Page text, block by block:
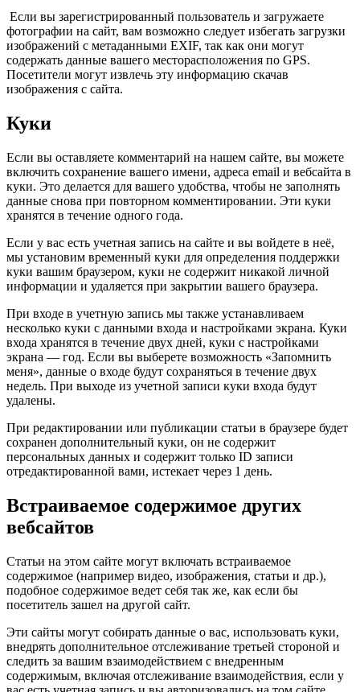
Если вы зарегистрированный пользователь и загружаете
фотографии на сайт, вам возможно следует избегать загрузки
изображений с метаданными EXIF, так как они могут
содержать данные вашего месторасположения по GPS.
Посетители могут извлечь эту информацию скачав
изображения с сайта.
Куки
Если вы оставляете комментарий на нашем сайте, вы можете
включить сохранение вашего имени, адреса email и вебсайта в
куки. Это делается для вашего удобства, чтобы не заполнять
данные снова при повторном комментировании. Эти куки
хранятся в течение одного года.
Если у вас есть учетная запись на сайте и вы войдете в неё,
мы установим временный куки для определения поддержки
куки вашим браузером, куки не содержит никакой личной
информации и удаляется при закрытии вашего браузера.
При входе в учетную запись мы также устанавливаем
несколько куки с данными входа и настройками экрана. Куки
входа хранятся в течение двух дней, куки с настройками
экрана — год. Если вы выберете возможность «Запомнить
меня», данные о входе будут сохраняться в течение двух
недель. При выходе из учетной записи куки входа будут
удалены.
При редактировании или публикации статьи в браузере будет
сохранен дополнительный куки, он не содержит
персональных данных и содержит только ID записи
отредактированной вами, истекает через 1 день.
Встраиваемое содержимое других
вебсайтов
Статьи на этом сайте могут включать встраиваемое
содержимое (например видео, изображения, статьи и др.),
подобное содержимое ведет себя так же, как если бы
посетитель зашел на другой сайт.
Эти сайты могут собирать данные о вас, использовать куки,
внедрять дополнительное отслеживание третьей стороной и
следить за вашим взаимодействием с внедренным
содержимым, включая отслеживание взаимодействия, если у